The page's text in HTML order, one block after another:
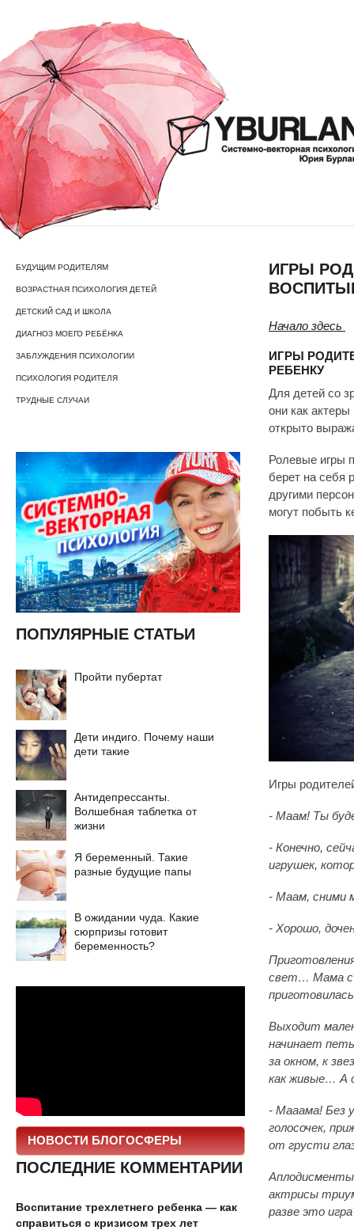
БУДУЩИМ РОДИТЕЛЯМ
ВОЗРАСТНАЯ ПСИХОЛОГИЯ ДЕТЕЙ
ДЕТСКИЙ САД И ШКОЛА
ДИАГНОЗ МОЕГО РЕБЁНКА
ЗАБЛУЖДЕНИЯ ПСИХОЛОГИИ
ПСИХОЛОГИЯ РОДИТЕЛЯ
ТРУДНЫЕ СЛУЧАИ
ПОПУЛЯРНЫЕ СТАТЬИ
Пройти пубертат
Дети индиго. Почему наши
дети такие
Антидепрессанты.
Волшебная таблетка от
жизни
Я беременный. Такие
разные будущие папы
В ожидании чуда. Какие
сюрпризы готовит
беременность?
НОВОСТИ БЛОГОСФЕРЫ
ПОСЛЕДНИЕ КОММЕНТАРИИ
Воспитание трехлетнего ребенка — как
справиться с кризисом трех лет
ИГРЫ
Начало здесь
ИГРЫ
РЕБЕНКУ
Для детей со
они как
открыто
Ролевые игры
берет на себя
другими
могут побыть
Игры
- Маам! Ты
- Конечно,
игрушек,
- Маам, сними
- Хорошо,
свет… Мама с
Выходит
начинает
за окном, к
как живые… А
- Мааама! Без
голосочек,
от грусти
Аплодисменты
актрисы
разве это